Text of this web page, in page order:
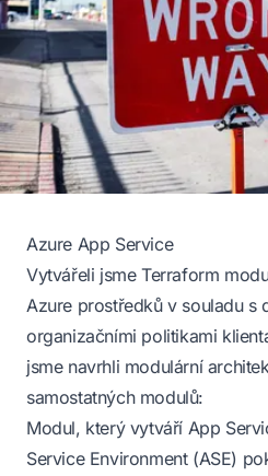
Azure App Service
Vytvářeli jsme Terraform
Azure prostředků v souladu s
organizačními politikami
jsme navrhli modulární
samostatných modulů:
Modul, který vytváří App
Service Environment (ASE)